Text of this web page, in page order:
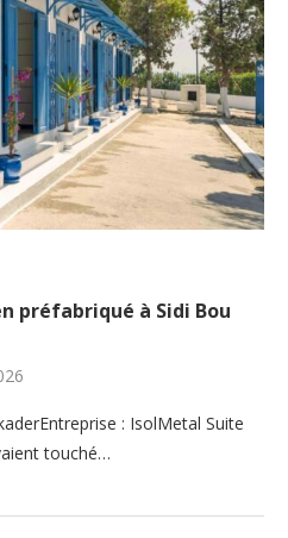
préfabriqué à Sidi Bou
: IsolMetal Suite
touché…